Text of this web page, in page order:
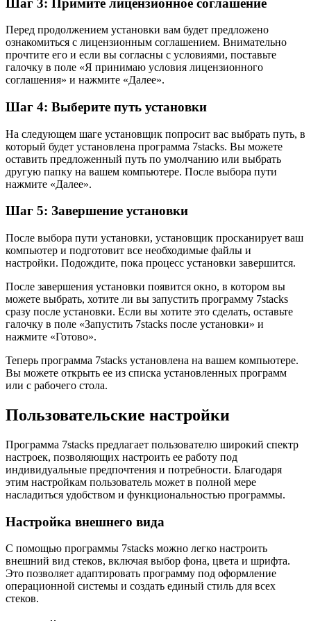
Перед продолжением установки вам будет предложено
ознакомиться с лицензионным соглашением. Внимательно
прочтите его и если вы согласны с условиями, поставьте
галочку в поле «Я принимаю условия лицензионного
соглашения» и нажмите «Далее».
Шаг 4: Выберите путь установки
На следующем шаге установщик попросит вас выбрать путь, в
который будет установлена программа 7stacks. Вы можете
оставить предложенный путь по умолчанию или выбрать
другую папку на вашем компьютере. После выбора пути
нажмите «Далее».
Шаг 5: Завершение установки
После выбора пути установки, установщик просканирует ваш
компьютер и подготовит все необходимые файлы и
настройки. Подождите, пока процесс установки завершится.
После завершения установки появится окно, в котором вы
можете выбрать, хотите ли вы запустить программу 7stacks
сразу после установки. Если вы хотите это сделать, оставьте
галочку в поле «Запустить 7stacks после установки» и
нажмите «Готово».
Теперь программа 7stacks установлена на вашем компьютере.
Вы можете открыть ее из списка установленных программ
или с рабочего стола.
Пользовательские настройки
Программа 7stacks предлагает пользователю широкий спектр
настроек, позволяющих настроить ее работу под
индивидуальные предпочтения и потребности. Благодаря
этим настройкам пользователь может в полной мере
насладиться удобством и функциональностью программы.
Настройка внешнего вида
С помощью программы 7stacks можно легко настроить
внешний вид стеков, включая выбор фона, цвета и шрифта.
Это позволяет адаптировать программу под оформление
операционной системы и создать единый стиль для всех
стеков.